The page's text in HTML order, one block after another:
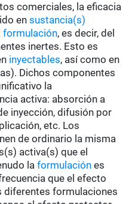
comerciales, la eficacia
ensustancia(s)
formulación, es decir, del
inertes. Esto es
inyectables, así como en
Dichos componentes
la
activa: absorción a
inyección, difusión por
etc. Los
de ordinario la misma
activa(s) que el
laformulación es
que el efecto
diferentes formulaciones